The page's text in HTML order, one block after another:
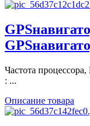
Частота
: ...
Описание товара